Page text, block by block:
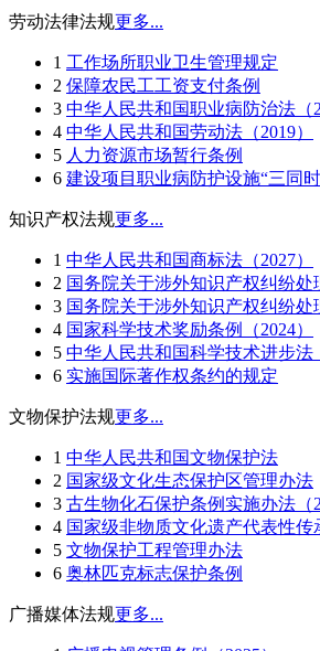
劳动法律法规更多...
1 工作场所职业卫生管理规定
2 保障农民工工资支付条例
3 中华人民共和国职业病防治法（
4 中华人民共和国劳动法（2019）
5 人力资源市场暂行条例
6 建设项目职业病防护设施“三同
知识产权法规更多...
1 中华人民共和国商标法（2027）
2 国务院关于涉外知识产权纠纷处
3 国务院关于涉外知识产权纠纷处
4 国家科学技术奖励条例（2024）
5 中华人民共和国科学技术进步法
6 实施国际著作权条约的规定
文物保护法规更多...
1 中华人民共和国文物保护法
2 国家级文化生态保护区管理办法
3 古生物化石保护条例实施办法（
4 国家级非物质文化遗产代表性
5 文物保护工程管理办法
6 奥林匹克标志保护条例
广播媒体法规更多...